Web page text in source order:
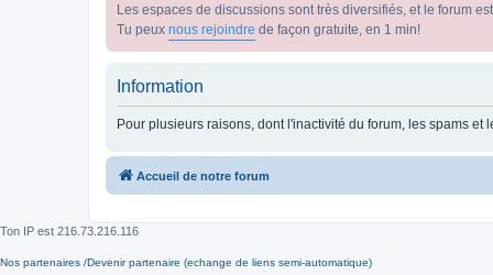
Les espaces de discussions sont très diversifiés, et le forum
Tu peux nous rejoindre de façon gratuite, en 1 min!
Information
Pour plusieurs raisons, dont l'inactivité du forum, les spams
Accueil de notre forum
Ton IP est 216.73.216.116
Nos partenaires /Devenir partenaire (echange de liens semi-automatique)